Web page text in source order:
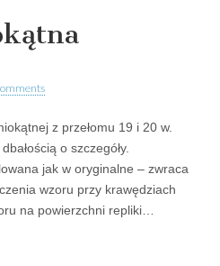
z przełomu 19 i 20 w.
o szczegóły.
jak w oryginalne – zwraca
wzoru przy krawędziach
na powierzchni repliki…